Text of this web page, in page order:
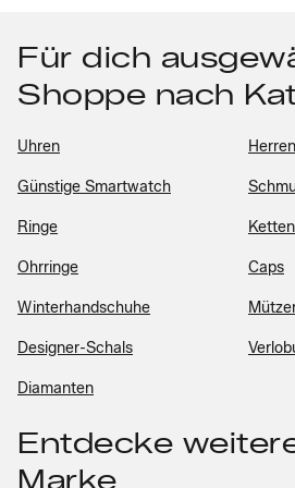
Für dich
Shoppe nach
Uhren
Günstige Smartwatch
Ringe
Ohrringe Caps
Winterhandschuhe
Designer-Schals
Diamanten
Entdecke
Marke